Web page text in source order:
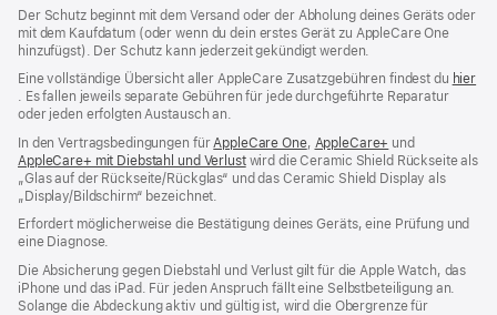
Der Schutz beginnt mit dem Versand oder der Abholung deines Geräts oder
mit dem Kaufdatum (oder wenn du dein erstes Gerät zu AppleCare One
hinzufügst). Der Schutz kann jederzeit gekündigt werden.
Eine vollständige Übersicht aller AppleCare Zusatzgebühren findest du hier
(Öffnet
ein
Fenster)
. Es fallen jeweils separate Gebühren für jede durchgeführte Reparatur
oder jeden erfolgten Austausch an.
In den Vertragsbedingungen fürAppleCare One(Öffnet
ein
neues
, AppleCare+ (Öffnet
ein
neues
und
AppleCare+ mit Diebstahl und Verlust(Öffnet
ein
Fenster)
wird die Ceramic Shield Rückseite als
„Glas auf der Rückseite/Rückglas“ und das Ceramic Shield Display als
„Display/Bildschirm“ bezeichnet.
Erfordert möglicherweise die Bestätigung deines Geräts, eine Prüfung und
eine Diagnose.
Die Absicherung gegen Diebstahl und Verlust gilt für die Apple Watch, das
iPhone und das iPad. Für jeden Anspruch fällt eine Selbstbeteiligung an.
Solange die Abdeckung aktiv und gültig ist, wird die Obergrenze für